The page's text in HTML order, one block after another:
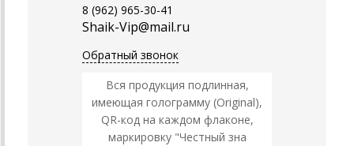
8 (962) 965-30-41
Shaik-Vip@mail.ru
Обратный звонок
Вся продукция подлинная,
имеющая голограмму (Original),
QR-код на каждом флаконе,
маркировку "Честный зна